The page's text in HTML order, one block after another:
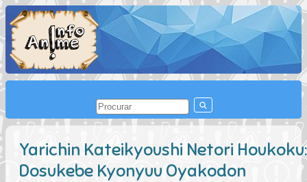
Yarichin Kateikyoushi Netori Houkoku:
Dosukebe Kyonyuu Oyakodon